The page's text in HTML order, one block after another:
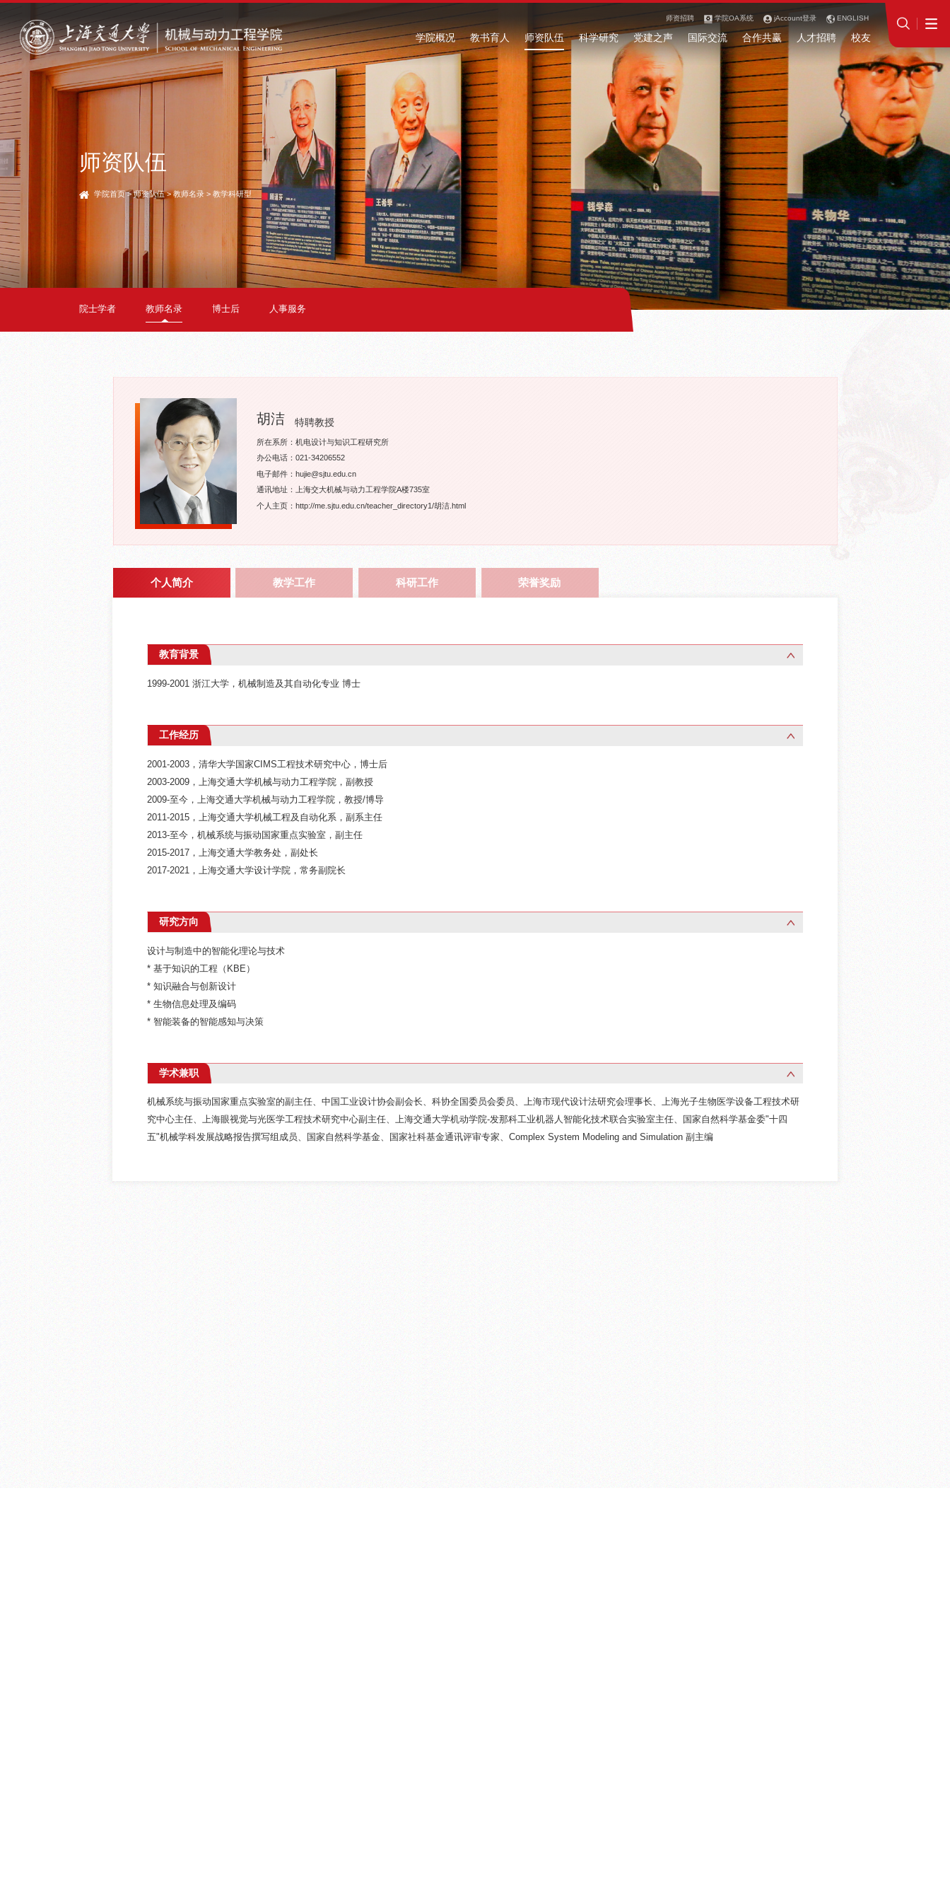
师资招聘 学院OA系统 jAccount登录 ENGLISH
学院概况 教书育人 师资队伍 科学研究 党建之声 国际交流 合作共赢 人才招聘 校友
师资队伍
学院首页>师资队伍>教师名录 > 教学科研型
院士学者 教师名录 博士后 人事服务
胡洁 特聘教授
所在系所：机电设计与知识工程研究所
办公电话：021-34206552
电子邮件：hujie@sjtu.edu.cn
通讯地址：上海交大机械与动力工程学院A楼735室
个人主页：http://me.sjtu.edu.cn/teacher_directory1/胡洁.html
个人简介 教学工作 科研工作 荣誉奖励
教育背景
1999-2001 浙江大学，机械制造及其自动化专业 博士
工作经历
2001-2003，清华大学国家CIMS工程技术研究中心，博士后
2003-2009，上海交通大学机械与动力工程学院，副教授
2009-至今，上海交通大学机械与动力工程学院，教授/博导
2011-2015，上海交通大学机械工程及自动化系，副系主任
2013-至今，机械系统与振动国家重点实验室，副主任
2015-2017，上海交通大学教务处，副处长
2017-2021，上海交通大学设计学院，常务副院长
研究方向
设计与制造中的智能化理论与技术
* 基于知识的工程（KBE）
* 知识融合与创新设计
* 生物信息处理及编码
* 智能装备的智能感知与决策
学术兼职
机械系统与振动国家重点实验室的副主任、中国工业设计协会副会长、科协全国委员会委员、上海市现代设计法研究会理事长、上海光子生物医学设备工程技术研
究中心主任、上海眼视觉与光医学工程技术研究中心副主任、上海交通大学机动学院-发那科工业机器人智能化技术联合实验室主任、国家自然科学基金委"十四
五"机械学科发展战略报告撰写组成员、国家自然科学基金、国家社科基金通讯评审专家、Complex System Modeling and Simulation 副主编